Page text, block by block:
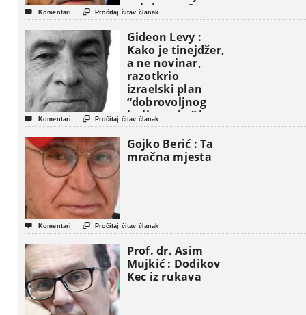
vojni savez?
 Komentari  Pročitaj čitav članak
Gideon Levy :
Kako je tinejdžer,
a ne novinar,
razotkrio
izraelski plan
“dobrovoljnog
iseljavanja ” iz
Gaze
 Komentari  Pročitaj čitav članak
Gojko Berić : Ta
mračna mjesta
 Komentari  Pročitaj čitav članak
Prof. dr. Asim
Mujkić : Dodikov
Kec iz rukava